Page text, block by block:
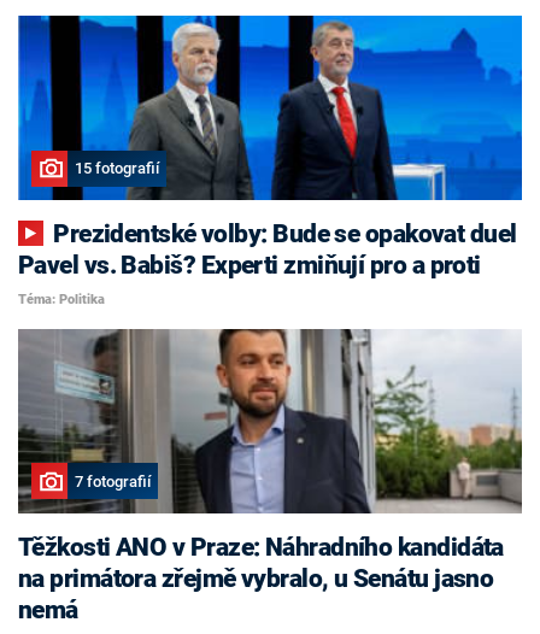
15 fotografií
Pavel vs. Babiš? Experti zmiňují pro a proti
Téma: Politika
7 fotografií
Těžkosti ANO v Praze: Náhradního kandidáta
na primátora zřejmě vybralo, u Senátu jasno
nemá